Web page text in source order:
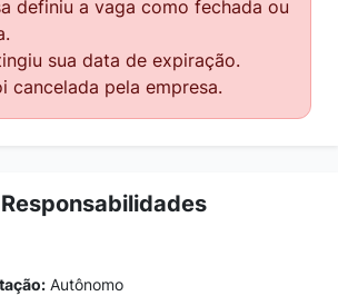
definiu a vaga como fechada ou
sua data de expiração.
cancelada pela empresa.
Autônomo